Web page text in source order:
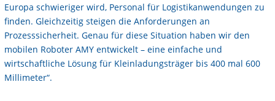
Europa schwieriger wird, Personal für Logistikanwendungen zu
finden. Gleichzeitig steigen die Anforderungen an
Prozesssicherheit. Genau für diese Situation haben wir den
mobilen Roboter AMY entwickelt – eine einfache und
wirtschaftliche Lösung für Kleinladungsträger bis 400 mal 600
Millimeter“.